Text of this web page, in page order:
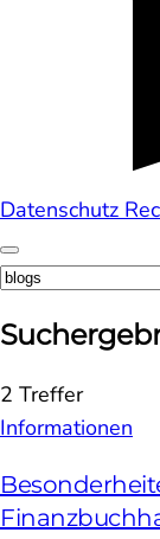
Datenschutz
2 Treffer
Informationen